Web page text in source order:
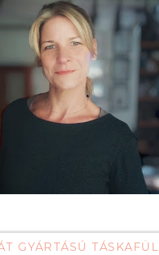
GYÁRTÁSÚ TÁSKAFÜL